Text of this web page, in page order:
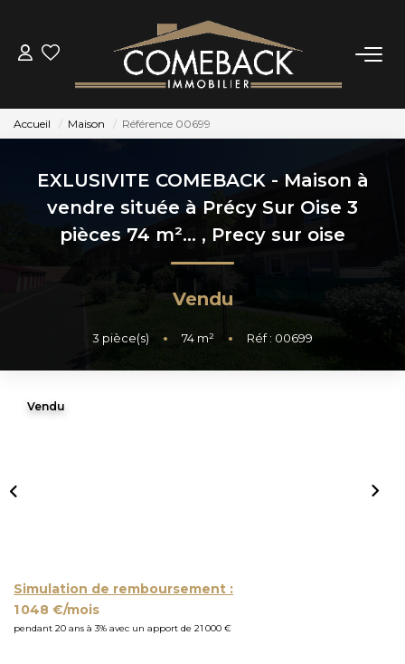
ACHETER
LOUER
ESTIMER
BIENS VENDUS
Accueil Maison Référence 00699
EXLUSIVITE COMEBACK - Maison à
vendre située à Précy Sur Oise 3
pièces 74 m²... , Precy sur oise
Vendu
3 pièce(s) • 74 m² • Réf : 00699
Vendu
Simulation de remboursement :
1 048 €/mois
pendant 20 ans à 3% avec un apport de 21 000 €